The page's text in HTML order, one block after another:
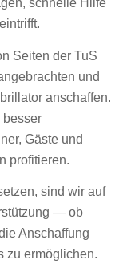
schnelle Hilfe
Seiten der TuS
und
anschaffen.
besser
Gäste und
profitieren.
sind wir auf
— ob
Anschaffung
zu ermöglichen.